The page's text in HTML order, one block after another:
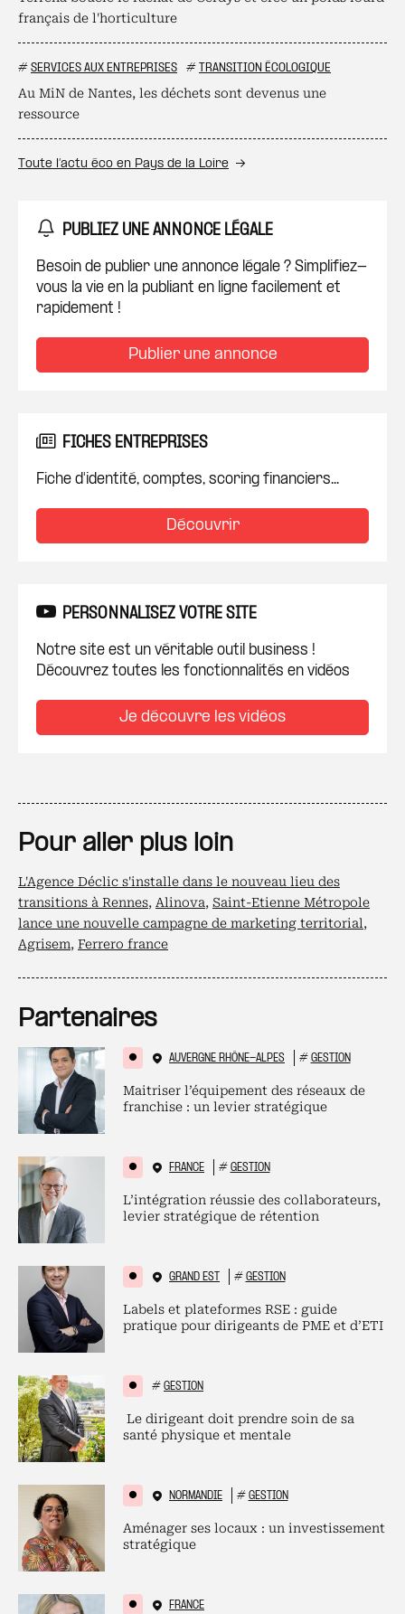
français de l'horticulture
# SERVICES AUX ENTREPRISES # TRANSITION ÉCOLOGIQUE
Au MiN de Nantes, les déchets sont devenus une
ressource
Toute l’actu éco en Pays de la Loire
PUBLIEZ UNE ANNONCE LÉGALE
Besoin de publier une annonce légale ? Simplifiez-
vous la vie en la publiant en ligne facilement et
rapidement !
Publier une annonce
FICHES ENTREPRISES
Fiche d'identité, comptes, scoring financiers...
Découvrir
PERSONNALISEZ VOTRE SITE
Notre site est un véritable outil business !
Découvrez toutes les fonctionnalités en vidéos
Je découvre les vidéos
Pour aller plus loin
L'Agence Déclic s'installe dans le nouveau lieu des
transitions à Rennes, Alinova, Saint-Etienne Métropole
lance une nouvelle campagne de marketing territorial,
Agrisem, Ferrero france
Partenaires
AUVERGNE RHÔNE-ALPES # GESTION
Maitriser l’équipement des réseaux de
franchise : un levier stratégique
FRANCE # GESTION
L’intégration réussie des collaborateurs,
levier stratégique de rétention
GRAND EST # GESTION
Labels et plateformes RSE : guide
pratique pour dirigeants de PME et d’ETI
# GESTION
Le dirigeant doit prendre soin de sa
santé physique et mentale
NORMANDIE # GESTION
Aménager ses locaux : un investissement
stratégique
FRANCE